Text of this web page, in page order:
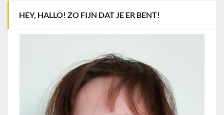
HEY, HALLO! ZO FIJN DAT JE ER BENT!